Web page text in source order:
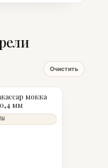
Очистить
мокка
0,4 мм